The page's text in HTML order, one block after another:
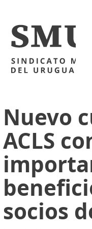
Nuevo
ACLS
socios